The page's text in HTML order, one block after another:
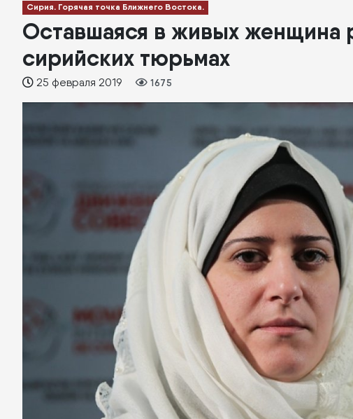
навигации
Сирия. Горячая точка Ближнего Востока.
Оставшаяся в живых женщина
сирийских тюрьмах
25 февраля 2019 1675